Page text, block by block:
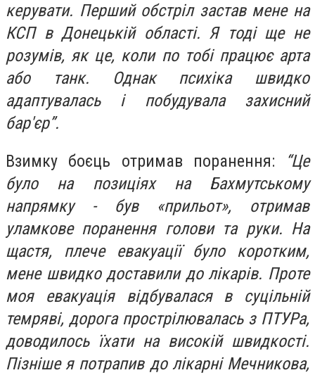
керувати. Перший обстріл застав мене на
КСП в Донецькій області. Я тоді ще не
розумів, як це, коли по тобі працює арта
або танк. Однак психіка швидко
адаптувалась і побудувала захисний
бар'єр”.
Взимку боєць отримав поранення:
“Це
було на позиціях на Бахмутському
напрямку - був «прильот», отримав
уламкове поранення голови та руки. На
щастя, плече евакуації було коротким,
мене швидко доставили до лікарів. Проте
моя евакуація відбувалася в суцільній
темряві, дорога прострілювалась з ПТУРа,
доводилось їхати на високій швидкості.
Пізніше я потрапив до лікарні Мечникова,